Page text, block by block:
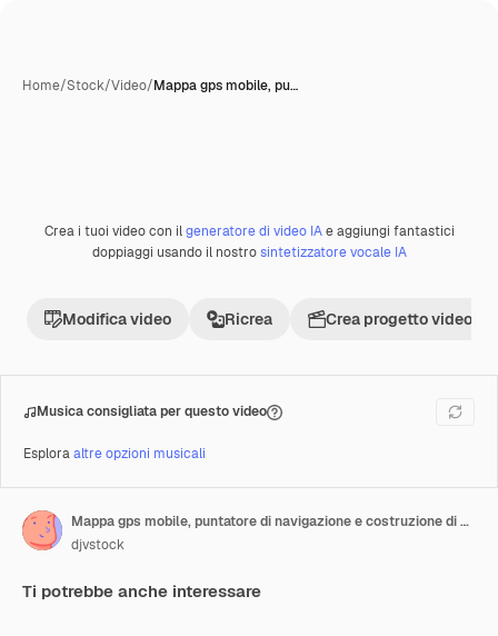
Home/Stock/Video/Mappa gps mobile, pu…
Premium
Crea i tuoi video con ilgeneratore di video IAe aggiungi fantastici
doppiaggi usando il nostrosintetizzatore vocale IA
Modifica video Ricrea Crea progetto video
Musica consigliata per questo video
Esploraaltre opzioni musicali
Mappa gps mobile, puntatore di navigazione e costruzione di città 3d
djvstock
Ti potrebbe anche interessare